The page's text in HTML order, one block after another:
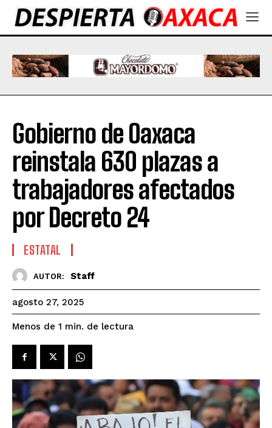
Gobierno de Oaxaca
reinstala 630 plazas a
trabajadores afectados
por Decreto 24
ESTATAL
AUTOR: Staff
agosto 27, 2025
Menos de 1 min. de lectura